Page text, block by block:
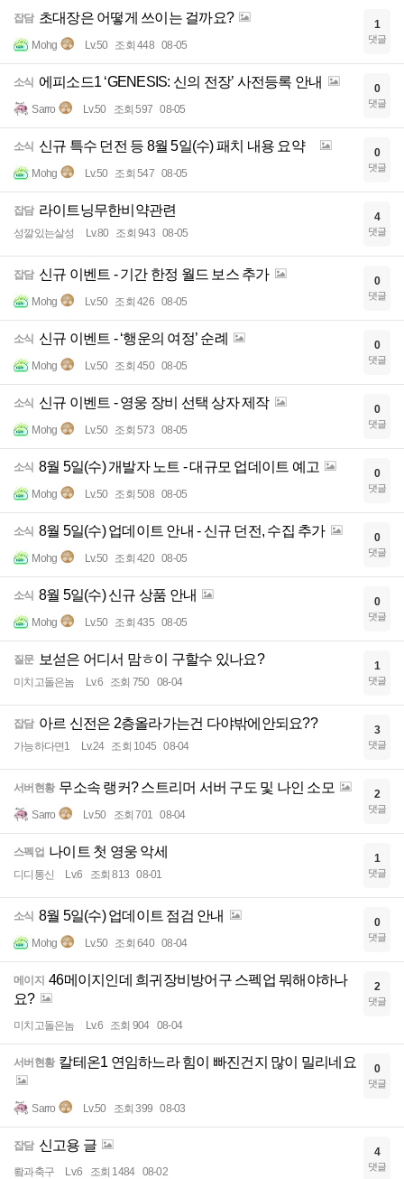
잡담 초대장은 어떻게 쓰이는 걸까요?
Mohg Lv.50 조회 448 08-05
1
댓글
소식 에피소드1 ‘GENESIS: 신의 전장’ 사전등록 안내
Sarro Lv.50 조회 597 08-05
0
댓글
소식 신규 특수 던전 등 8월 5일(수) 패치 내용 요약
Mohg Lv.50 조회 547 08-05
0
댓글
잡담 라이트닝무한비약관련
성깔있는살성 Lv.80 조회 943 08-05
4
댓글
잡담 신규 이벤트 - 기간 한정 월드 보스 추가
Mohg Lv.50 조회 426 08-05
0
댓글
소식 신규 이벤트 - ‘행운의 여정’ 순례
Mohg Lv.50 조회 450 08-05
0
댓글
소식 신규 이벤트 - 영웅 장비 선택 상자 제작
Mohg Lv.50 조회 573 08-05
0
댓글
소식 8월 5일(수) 개발자 노트 - 대규모 업데이트 예고
Mohg Lv.50 조회 508 08-05
0
댓글
소식 8월 5일(수) 업데이트 안내 - 신규 던전, 수집 추가
Mohg Lv.50 조회 420 08-05
0
댓글
소식 8월 5일(수) 신규 상품 안내
Mohg Lv.50 조회 435 08-05
0
댓글
질문 보섣은 어디서 맘ㅎ이 구할수 있나요?
미치고돌은놈 Lv.6 조회 750 08-04
1
댓글
잡담 아르 신전은 2층올라가는건 다야밖에안되요??
가능하다면1 Lv.24 조회 1045 08-04
3
댓글
서버현황 무소속 랭커? 스트리머 서버 구도 및 나인 소모
Sarro Lv.50 조회 701 08-04
2
댓글
스펙업 나이트 첫 영웅 악세
디디통신 Lv.6 조회 813 08-01
1
댓글
소식 8월 5일(수) 업데이트 점검 안내
Mohg Lv.50 조회 640 08-04
0
댓글
메이지 46메이지인데 희귀장비방어구 스펙업 뭐해야하나
요?
미치고돌은놈 Lv.6 조회 904 08-04
2
댓글
서버현황 칼테온1 연임하느라 힘이 빠진건지 많이 밀리네요
Sarro Lv.50 조회 399 08-03
0
댓글
잡담 신고용 글
뢐과축구 Lv.6 조회 1484 08-02
4
댓글